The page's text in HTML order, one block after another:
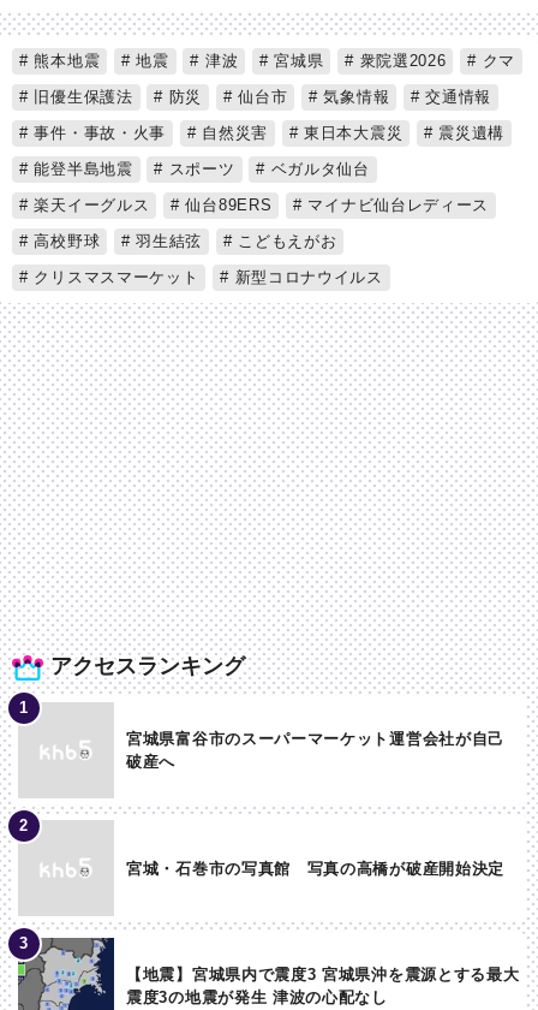
アクセスランキング
宮城県富谷市のスーパーマーケット運営会社が自己
破産へ
宮城・石巻市の写真館 写真の高橋が破産開始決定
【地震】宮城県内で震度3 宮城県沖を震源とする最大
震度3の地震が発生 津波の心配なし
熊本地震 地震 津波 宮城県 衆院選2026
クマ
旧優生保護法
防災 仙台市 気象情報
交通情報
事件・事故・火事
自然災害 東日本大震災
震災遺構
能登半島地震
スポーツ
ベガルタ仙台
楽天イーグルス
仙台89ERS
マイナビ仙台レディース
高校野球
羽生結弦
こどもえがお
クリスマスマーケット
新型コロナウイルス